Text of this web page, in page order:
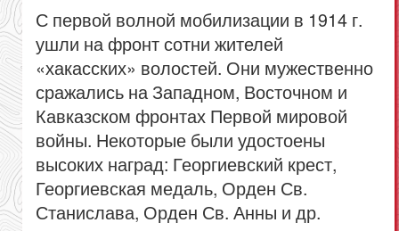
С первой волной мобилизации в 1914 г.
ушли на фронт сотни жителей
«хакасских» волостей. Они мужественно
сражались на Западном, Восточном и
Кавказском фронтах Первой мировой
войны. Некоторые были удостоены
высоких наград: Георгиевский крест,
Георгиевская медаль, Орден Св.
Станислава, Орден Св. Анны и др.